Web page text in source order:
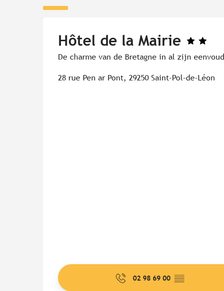
Hôtel de la Mairie
De charme van de Bretagne in al zijn eenvoud
28 rue Pen ar Pont, 29250 Saint-Pol-de-Léon
02 98 69 00 ▒▒